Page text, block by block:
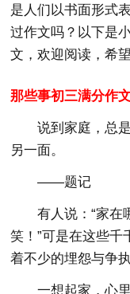
是人们以书面形式
过作文吗？以下是
文，欢迎阅读，希
那些事初三满分作
说到家庭，总
另一面。
——题记
有人说：“家在
笑！”可是在这些千
着不少的埋怨与争执
一想起家，心